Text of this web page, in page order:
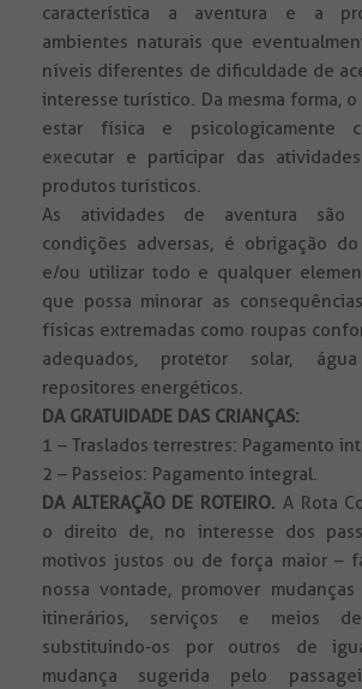
característica a aventura e a
ambientes naturais que
níveis diferentes de dificuldade de
interesse turístico. Da mesma forma,
estar física e psicologicamente
executar e participar das
produtos turísticos.
As atividades de aventura são
condições adversas, é obrigação
e/ou utilizar todo e qualquer
que possa minorar as
físicas extremadas como roupas
adequados, protetor solar,
repositores energéticos.
DA GRATUIDADE DAS CRIANÇAS:
1 – Traslados terrestres: Pagamento
2 – Passeios: Pagamento integral.
DA ALTERAÇÃO DE ROTEIRO. A Rota
o direito de, no interesse dos
motivos justos ou de força maior –
nossa vontade, promover mudanças
itinerários, serviços e meios de
substituindo-os por outros de
mudança sugerida pelo